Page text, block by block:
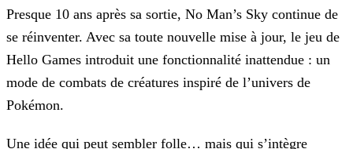
Presque 10 ans après sa sortie, No Man’s Sky continue de
se réinventer. Avec sa toute nouvelle mise à jour, le jeu de
Hello Games introduit une fonctionnalité inattendue : un
mode de combats de créatures inspiré de l’univers de
Pokémon.
Une idée qui peut sembler folle… mais qui s’intègre